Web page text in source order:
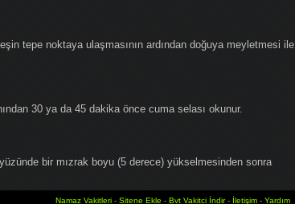
tepe noktaya ulaşmasının ardından doğuya meyletmesi ile
30 ya da 45 dakika önce cuma selası okunur.
bir mızrak boyu (5 derece) yükselmesinden sonra
Namaz Vakitleri - Sitene Ekle - Bvt Vakitci İndir- İletişim - Yardım